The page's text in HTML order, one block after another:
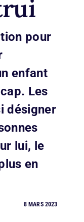
pour
enfant
Les
désigner
lui, le
en
8 MARS 2023